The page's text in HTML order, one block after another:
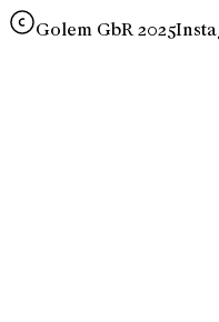
Golem GbR 2025